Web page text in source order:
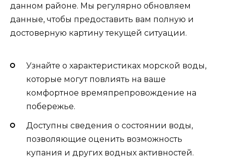
данном районе. Мы регулярно обновляем
данные, чтобы предоставить вам полную и
достоверную картину текущей ситуации.
Узнайте о характеристиках морской воды,
которые могут повлиять на ваше
комфортное времяпрепровождение на
побережье.
Доступны сведения о состоянии воды,
позволяющие оценить возможность
купания и других водных активностей.